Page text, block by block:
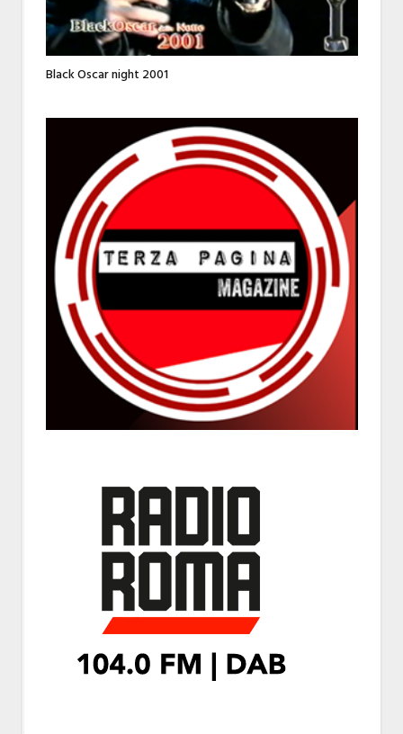
Black Oscar night 2001